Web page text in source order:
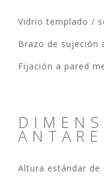
Vidrio templado /
Brazo de sujeción
Fijación a pared
Altura estándar de